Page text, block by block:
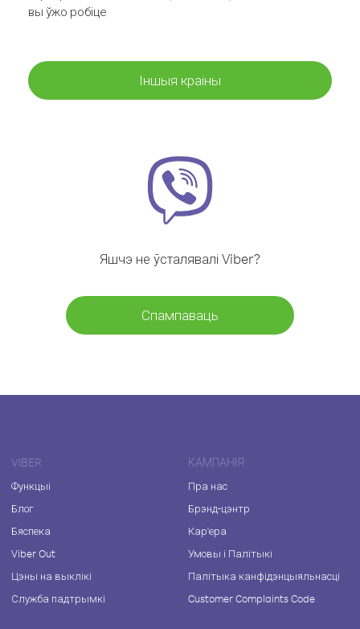
вы ўжо робіце
Іншыя краіны
Яшчэ не ўсталявалі Viber?
Спампаваць
VIBER
Функцыі
Блог
Бяспека
Viber Out
Цэны на выклікі
Служба падтрымкі
КАМПАНІЯ
Пра нас
Брэнд-цэнтр
Кар'ера
Умовы і Палітыкі
Палітыка канфідэнцыяльнасці
Customer Complaints Code